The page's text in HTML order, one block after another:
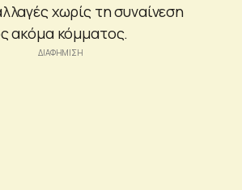
χωρίς τη συναίνεση
ακόμα κόμματος.